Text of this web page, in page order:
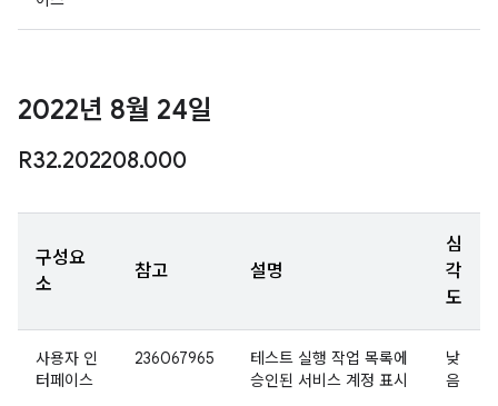
2022년 8월 24일
R32.202208.000
구성요
소
참고 설명
심
각
도
사용자 인
터페이스
236067965
테스트 실행 작업 목록에
승인된 서비스 계정 표시
낮
음